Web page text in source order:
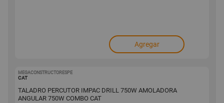
Agregar
MEGACONSTRUCTORESPE
CAT
TALADRO PERCUTOR IMPAC DRILL 750W AMOLADORA
ANGULAR 750W COMBO CAT